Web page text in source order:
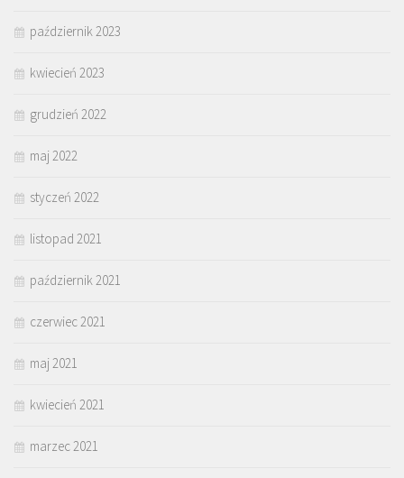
październik 2023
kwiecień 2023
grudzień 2022
maj 2022
styczeń 2022
listopad 2021
październik 2021
czerwiec 2021
maj 2021
kwiecień 2021
marzec 2021